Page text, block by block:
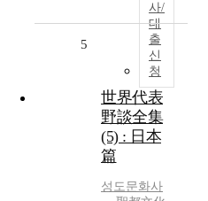
사/
대
출
신
청
5
世界代表
野談全集
(5) : 日本
篇
성도문화사